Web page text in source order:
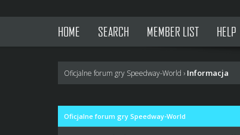
HOME SEARCH MEMBER LIST HELP
Oficjalne forum gry Speedway-World › Informacja
Oficjalne forum gry Speedway-World